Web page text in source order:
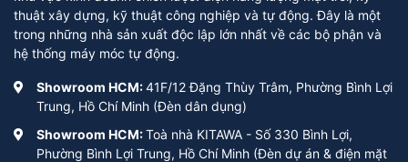
thuật xây dựng, kỹ thuật công nghiệp và tự động. Đây là một
trong những nhà sản xuất độc lập lớn nhất về các bộ phận và
hệ thống máy móc tự động.
Showroom HCM:41F/12 Đặng Thùy Trâm, Phường Bình Lợi
Trung, Hồ Chí Minh (Đèn dân dụng)
Showroom HCM:Toà nhà KITAWA - Số 330 Bình Lợi,
Phường Bình Lợi Trung, Hồ Chí Minh (Đèn dự án & điện mặt